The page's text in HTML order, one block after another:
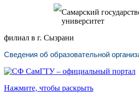
Самарский
университет
филиал в г. Сызрани
Сведения об образовательной
Нажмите, чтобы раскрыть